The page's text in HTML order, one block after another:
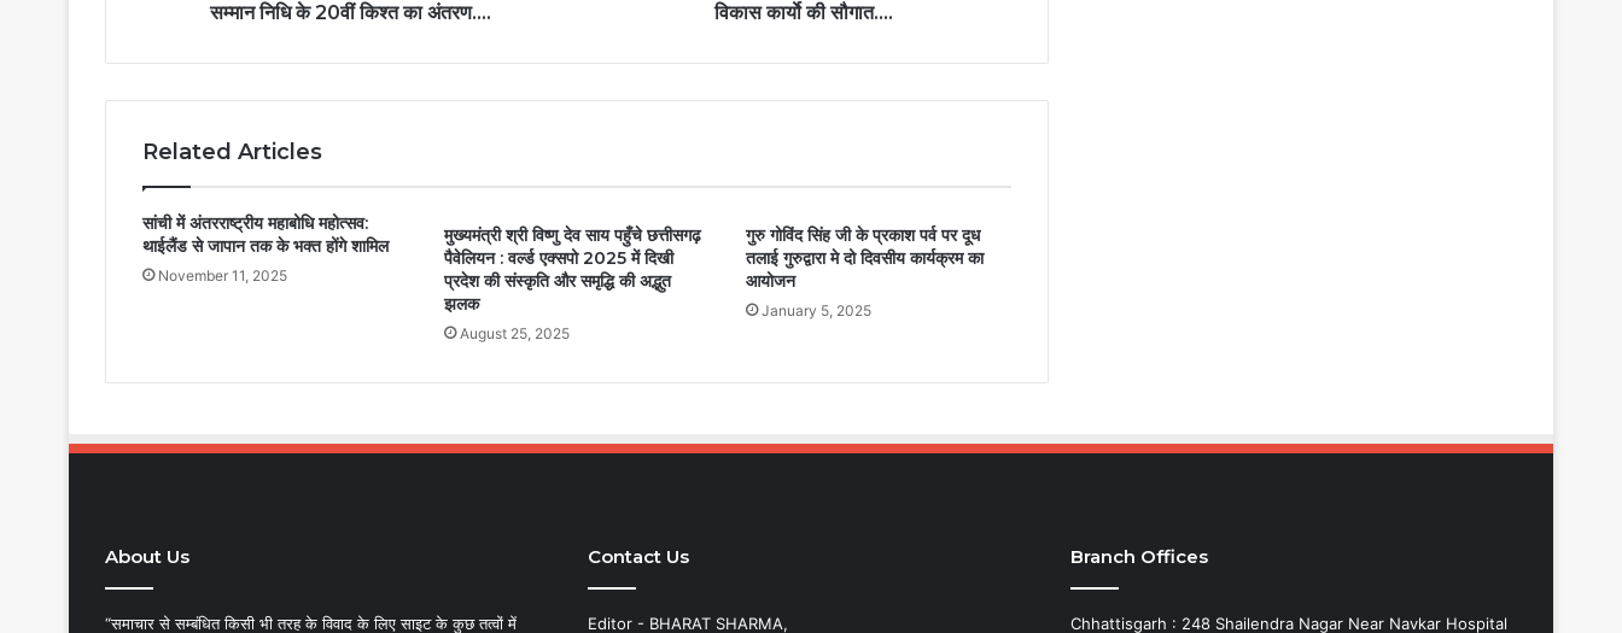
सम्मान निधि के 20वीं किश्त का अंतरण….
विकास कार्याे की सौगात….
Related Articles
सांची में अंतरराष्ट्रीय महाबोधि महोत्सव:
थाईलैंड से जापान तक के भक्त होंगे शामिल
November 11, 2025
मुख्यमंत्री श्री विष्णु देव साय पहुँचे छत्तीसगढ़
पैवेलियन : वर्ल्ड एक्सपो 2025 में दिखी
प्रदेश की संस्कृति और समृद्धि की अद्भुत
झलक
August 25, 2025
गुरु गोविंद सिंह जी के प्रकाश पर्व पर दूध
तलाई गुरुद्वारा मे दो दिवसीय कार्यक्रम का
आयोजन
January 5, 2025
About Us
“समाचार से सम्बंधित किसी भी तरह के विवाद के लिए साइट के कुछ तत्वों में
Contact Us
Editor - BHARAT SHARMA,
Branch Offices
Chhattisgarh : 248 Shailendra Nagar Near Navkar Hospital